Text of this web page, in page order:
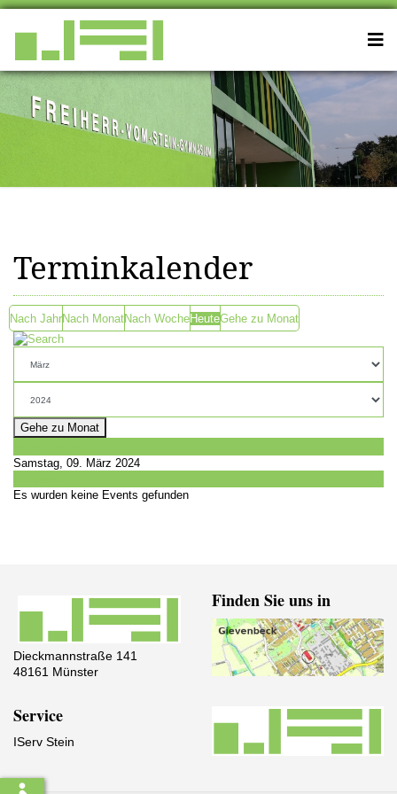
Terminkalender
Nach JahrNach MonatNach WocheHeuteGehe zu Monat
Gehe zu Monat
Samstag, 09. März 2024
Es wurden keine Events gefunden
Dieckmannstraße 141
48161 Münster
Finden Sie uns in
Service
IServ Stein